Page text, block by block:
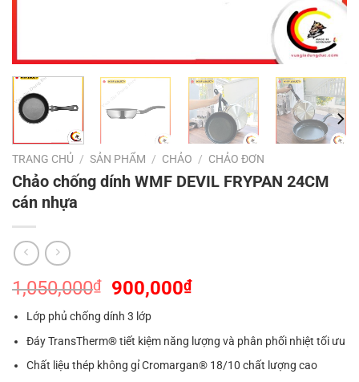
TRANG CHỦ / SẢN PHẨM / CHẢO / CHẢO ĐƠN
Chảo chống dính WMF DEVIL FRYPAN 24CM
cán nhựa
1,050,000₫
Giá
gốc
là:
1,050,000₫.
900,000₫Giá
là:
900,000₫.
Lớp phủ chống dính 3 lớp
Đáy TransTherm® tiết kiệm năng lượng và phân phối nhiệt tối ưu
Chất liệu thép không gỉ Cromargan® 18/10 chất lượng cao